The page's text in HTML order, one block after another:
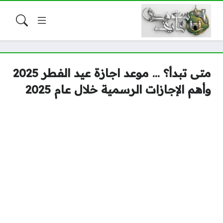
متى تبدأ؟ … موعد اجازة عيد الفطر 2025
وأهم الإجازات الرسمية خلال عام 2025